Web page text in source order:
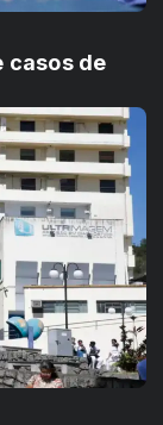
casos de